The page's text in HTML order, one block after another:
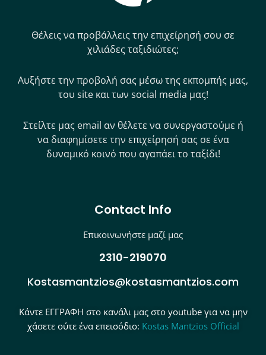
Θέλεις να προβάλλεις την επιχείρησή σου σε
χιλιάδες ταξιδιώτες;
Αυξήστε την προβολή σας μέσω της εκπομπής μας,
του site και των social media μας!
Στείλτε μας email αν θέλετε να συνεργαστούμε ή
να διαφημίσετε την επιχείρησή σας σε ένα
δυναμικό κοινό που αγαπάει το ταξίδι!
Contact Info
Επικοινωνήστε μαζί μας
2310-219070
Kostasmantzios@kostasmantzios.com
Κάντε ΕΓΓΡΑΦΗ στο κανάλι μας στο youtube για να μην
χάσετε ούτε ένα επεισόδιο: Kostas Mantzios Official